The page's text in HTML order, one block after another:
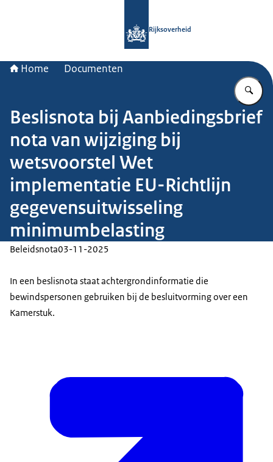
Rijksoverheid
Home Documenten
Beslisnota bij Aanbiedingsbrief
nota van wijziging bij
wetsvoorstel Wet
implementatie EU-Richtlijn
gegevensuitwisseling
minimumbelasting
Beleidsnota03-11-2025
In een beslisnota staat achtergrondinformatie die
bewindspersonen gebruiken bij de besluitvorming over een
Kamerstuk.